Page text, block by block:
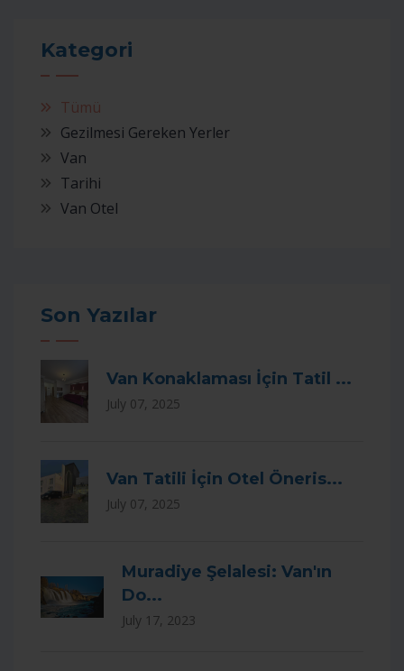
Kategori
Tümü
Gezilmesi Gereken Yerler
Van
Tarihi
Van Otel
Son Yazılar
Van Konaklaması İçin Tatil ...
July 07, 2025
Van Tatili İçin Otel Öneris...
July 07, 2025
Muradiye Şelalesi: Van'ın
Do...
July 17, 2023